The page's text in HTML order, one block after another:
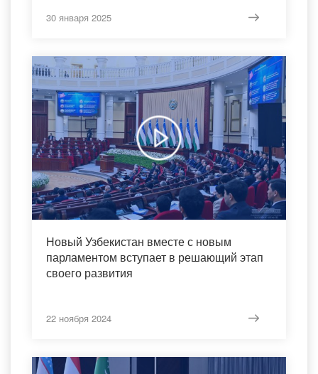
30 января 2025
Новый Узбекистан вместе с новым
парламентом вступает в решающий этап
своего развития
22 ноября 2024